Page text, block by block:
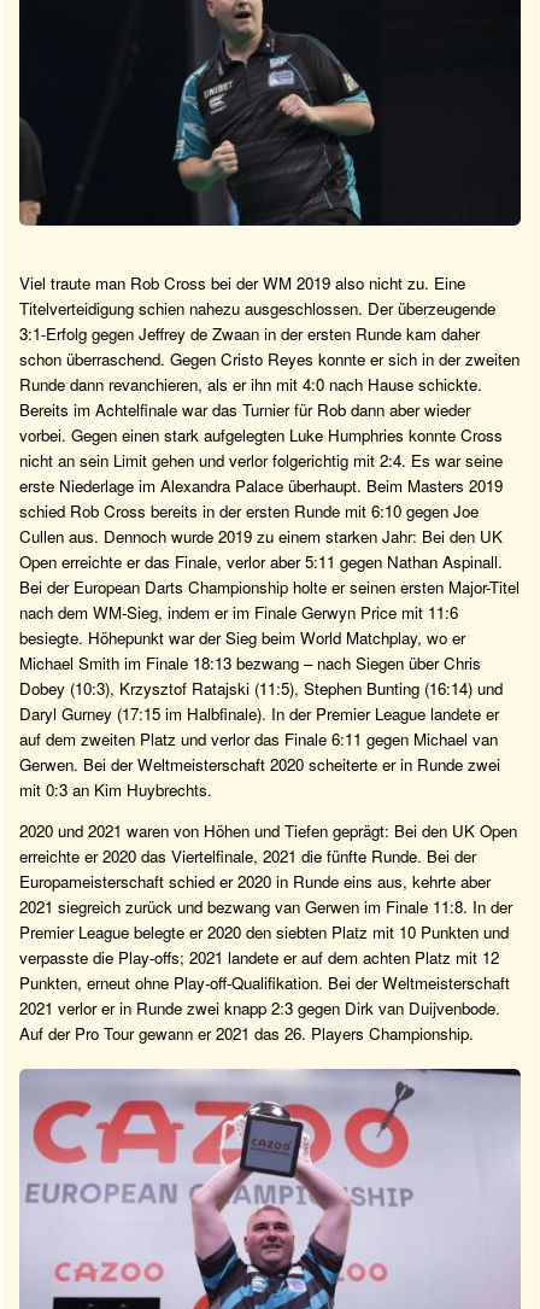
Viel traute man Rob Cross bei der WM 2019 also nicht zu. Eine
Titelverteidigung schien nahezu ausgeschlossen. Der überzeugende
3:1-Erfolg gegen Jeffrey de Zwaan in der ersten Runde kam daher
schon überraschend. Gegen Cristo Reyes konnte er sich in der zweiten
Runde dann revanchieren, als er ihn mit 4:0 nach Hause schickte.
Bereits im Achtelfinale war das Turnier für Rob dann aber wieder
vorbei. Gegen einen stark aufgelegten Luke Humphries konnte Cross
nicht an sein Limit gehen und verlor folgerichtig mit 2:4. Es war seine
erste Niederlage im Alexandra Palace überhaupt. Beim Masters 2019
schied Rob Cross bereits in der ersten Runde mit 6:10 gegen Joe
Cullen aus. Dennoch wurde 2019 zu einem starken Jahr: Bei den UK
Open erreichte er das Finale, verlor aber 5:11 gegen Nathan Aspinall.
Bei der European Darts Championship holte er seinen ersten Major-Titel
nach dem WM-Sieg, indem er im Finale Gerwyn Price mit 11:6
besiegte. Höhepunkt war der Sieg beim World Matchplay, wo er
Michael Smith im Finale 18:13 bezwang – nach Siegen über Chris
Dobey (10:3), Krzysztof Ratajski (11:5), Stephen Bunting (16:14) und
Daryl Gurney (17:15 im Halbfinale). In der Premier League landete er
auf dem zweiten Platz und verlor das Finale 6:11 gegen Michael van
Gerwen. Bei der Weltmeisterschaft 2020 scheiterte er in Runde zwei
mit 0:3 an Kim Huybrechts.
2020 und 2021 waren von Höhen und Tiefen geprägt: Bei den UK Open
erreichte er 2020 das Viertelfinale, 2021 die fünfte Runde. Bei der
Europameisterschaft schied er 2020 in Runde eins aus, kehrte aber
2021 siegreich zurück und bezwang van Gerwen im Finale 11:8. In der
Premier League belegte er 2020 den siebten Platz mit 10 Punkten und
verpasste die Play-offs; 2021 landete er auf dem achten Platz mit 12
Punkten, erneut ohne Play-off-Qualifikation. Bei der Weltmeisterschaft
2021 verlor er in Runde zwei knapp 2:3 gegen Dirk van Duijvenbode.
Auf der Pro Tour gewann er 2021 das 26. Players Championship.